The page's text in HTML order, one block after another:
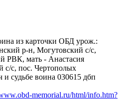
из карточки ОБД урож.:
р-н, Могутовский с/с,
РВК, мать - Анастасия
с/с, пос. Чертополых
и судьбе воина 030615 дбп
memorial.ru/html/info.htm?